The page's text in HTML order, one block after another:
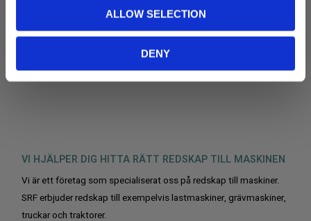
ALLOW SELECTION
DENY
PRENUMERERA
Dina personuppgifter behandlas i enlighet med vår
VI HJÄLPER DIG HITTA RÄTT REDSKAP TILL MASKINEN
Vi är ett företag som specialiserat oss på redskap till maskiner.
SRF erbjuder redskap till exempelvis lastmaskiner, grävmaskiner,
truckar och traktorer.